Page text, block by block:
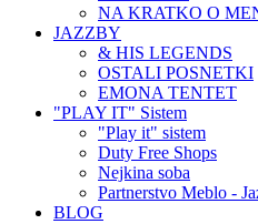
NA KRATKO O
JAZZBY
& HIS LEGENDS
OSTALI POSNETKI
EMONA TENTET
"PLAY IT" Sistem
"Play it" sistem
Duty Free Shops
Nejkina soba
Partnerstvo Meblo -
BLOG